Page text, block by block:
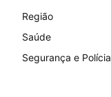
Região
Saúde
Segurança e Polícia